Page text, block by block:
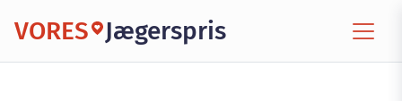
VORES Jægerspris